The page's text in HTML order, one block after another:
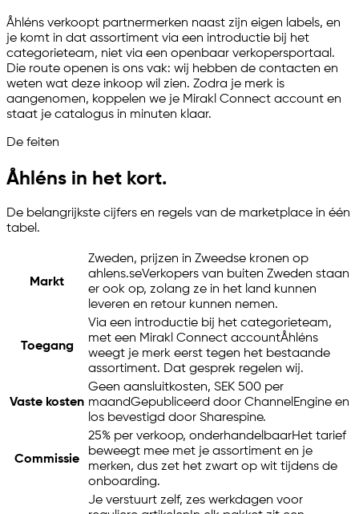
Åhléns verkoopt partnermerken naast zijn eigen labels, en
je komt in dat assortiment via een introductie bij het
categorieteam, niet via een openbaar verkopersportaal.
Die route openen is ons vak: wij hebben de contacten en
weten wat deze inkoop wil zien. Zodra je merk is
aangenomen, koppelen we je Mirakl Connect account en
staat je catalogus in minuten klaar.
De feiten
Åhléns in het kort.
De belangrijkste cijfers en regels van de marketplace in één
tabel.
Markt
Zweden, prijzen in Zweedse kronen op
ahlens.seVerkopers van buiten Zweden staan
er ook op, zolang ze in het land kunnen
leveren en retour kunnen nemen.
Toegang
Via een introductie bij het categorieteam,
met een Mirakl Connect accountÅhléns
weegt je merk eerst tegen het bestaande
assortiment. Dat gesprek regelen wij.
Vaste kosten
Geen aansluitkosten, SEK 500 per
maandGepubliceerd door ChannelEngine en
los bevestigd door Sharespine.
Commissie
25% per verkoop, onderhandelbaarHet tarief
beweegt mee met je assortiment en je
merken, dus zet het zwart op wit tijdens de
onboarding.
Je verstuurt zelf, zes werkdagen voor